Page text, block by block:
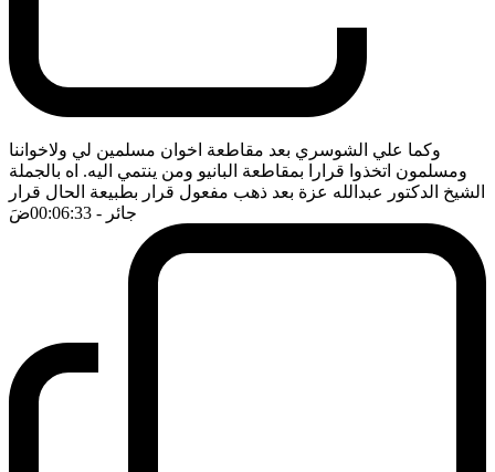
وكما علي الشوسري بعد مقاطعة اخوان مسلمين لي ولاخواننا
ومسلمون اتخذوا قرارا بمقاطعة البانيو ومن ينتمي اليه. اه بالجملة
الشيخ الدكتور عبدالله عزة بعد ذهب مفعول قرار بطبيعة الحال قرار
جائر - 00:06:33 ضَ